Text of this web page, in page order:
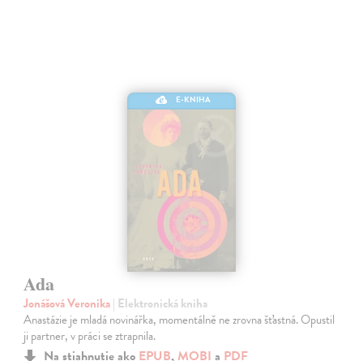
E-KNIHA
Ada
Jonášová Veronika| Elektronická kniha
Anastázie je mladá novinářka, momentálně ne zrovna šťastná. Opustil
ji partner, v práci se ztrapnila.
Na stiahnutie ako EPUB, MOBI a PDF